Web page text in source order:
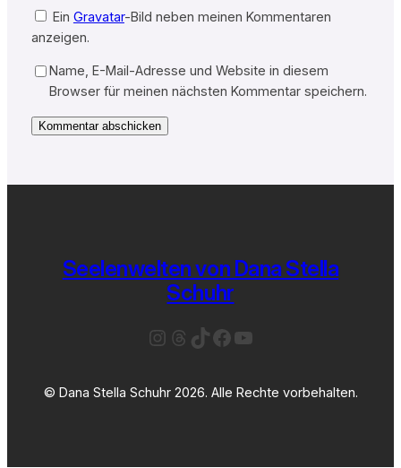
Ein Gravatar-Bild neben meinen Kommentaren
anzeigen.
Name, E-Mail-Adresse und Website in diesem
Browser für meinen nächsten Kommentar speichern.
Seelenwelten von Dana Stella
Schuhr
Instagram
Threads
TikTok
Facebook
YouTube
© Dana Stella Schuhr 2026. Alle Rechte vorbehalten.